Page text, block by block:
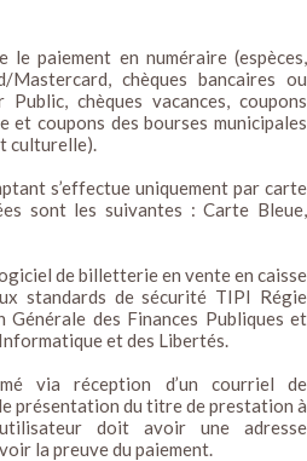
le paiement en numéraire (espèces,
Mastercard, chèques bancaires ou
chèques vacances, coupons
et coupons des bourses municipales
culturelle).
s’effectue uniquement par carte
sont les suivantes : Carte Bleue,
de billetterie en vente en caisse
standards de sécurité TIPI Régie
des Finances Publiques et
et des Libertés.
via réception d’un courriel de
présentation du titre de prestation à
doit avoir une adresse
la preuve du paiement.